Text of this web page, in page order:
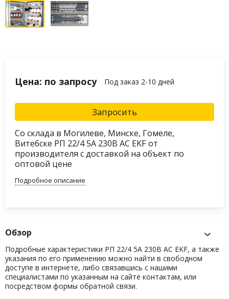
Цена: по запросу Под заказ 2-10 дней
Запросить
Со склада в Могилеве, Минске, Гомеле,
Витебске РП 22/4 5А 230В АС EKF от
производителя с доставкой на объект по
оптовой цене
Подробное описание
Обзор
Подробные характеристики РП 22/4 5А 230В АС EKF, а также
указания по его применению можно найти в свободном
доступе в интернете, либо связавшись с нашими
специалистами по указанным на сайте контактам, или
посредством формы обратной связи.